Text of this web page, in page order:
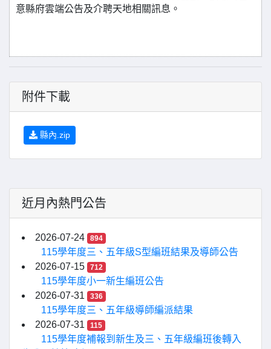
意縣府雲端公告及介聘天地相關訊息。
附件下載
縣內.zip
近月內熱門公告
2026-07-24 894
115學年度三、五年級S型編班結果及導師公告
2026-07-15
712
115學年度小一新生編班公告
2026-07-31
336
115學年度三、五年級導師編派結果
2026-07-31
115
115學年度補報到新生及三、五年級編班後轉入